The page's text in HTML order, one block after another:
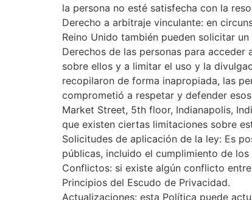
la persona no esté satisfecha con la
Derecho a arbitraje vinculante: en
Reino Unido también pueden solicitar
Derechos de las personas para acceder
sobre ellos y a limitar el uso y la
recopilaron de forma inapropiada, las
comprometió a respetar y defender
Market Street, 5th floor, Indianapolis,
que existen ciertas limitaciones sobre
Solicitudes de aplicación de la ley: Es
públicas, incluido el cumplimiento de
Conflictos: si existe algún conflicto
Principios del Escudo de Privacidad.
Actualizaciones: esta Política puede